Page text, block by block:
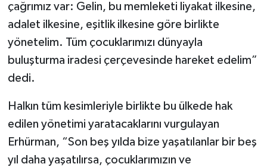
çağrımız var: Gelin, bu memleketi liyakat ilkesine,
adalet ilkesine, eşitlik ilkesine göre birlikte
yönetelim. Tüm çocuklarımızı dünyayla
buluşturma iradesi çerçevesinde hareket edelim”
dedi.
Halkın tüm kesimleriyle birlikte bu ülkede hak
edilen yönetimi yaratacaklarını vurgulayan
Erhürman, “Son beş yılda bize yaşatılanlar bir beş
yıl daha yaşatılırsa, çocuklarımızın ve